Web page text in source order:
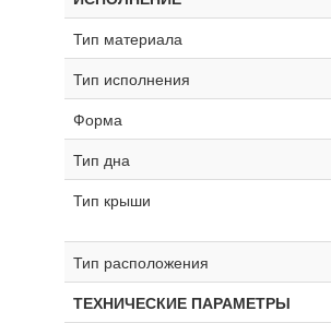
Тип материала
Тип исполнения
Форма
Тип дна
Тип крыши
Тип расположения
ТЕХНИЧЕСКИЕ ПАРАМЕТРЫ